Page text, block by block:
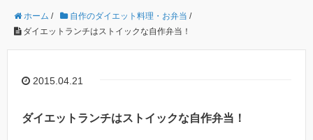
ホーム / 自作のダイエット料理・お弁当 /
ダイエットランチはストイックな自作弁当！
2015.04.21
ダイエットランチはストイックな自作弁当！